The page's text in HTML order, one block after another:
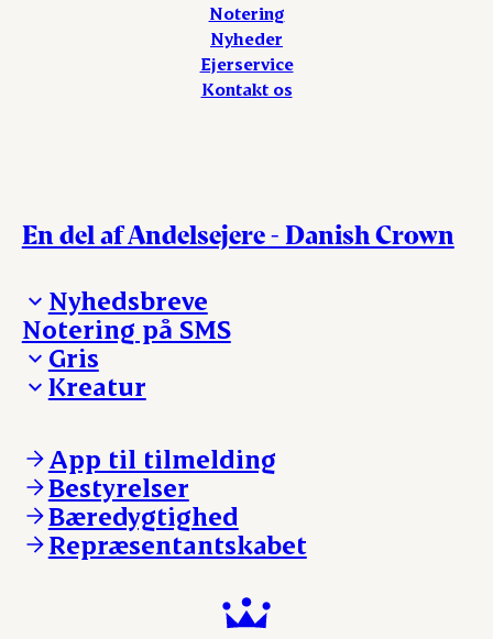
Notering
Nyheder
Ejerservice
Kontakt os
En del af Andelsejere - Danish Crown
Nyhedsbreve
Madinspiration - nyhedsbrev
Notering på SMS
Gris
Ejerinformation
Nyheder
Login
Kreatur
Kontakt os
Notering
Nyheder
Login
App til tilmelding
Bestyrelser
Bæredygtighed
Repræsentantskabet